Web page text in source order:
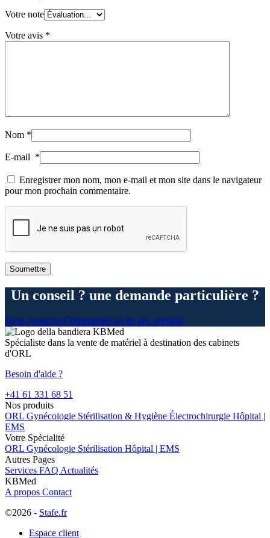
Votre note
Votre avis *
Nom *
E-mail *
Enregistrer mon nom, mon e-mail et mon site dans le navigateur
pour mon prochain commentaire.
Un conseil ? une demande particulière ?
Nous contacter Commander un de nos produits
Spécialiste dans la vente de matériel à destination des cabinets
d'ORL
Besoin d'aide ?
+41 61 331 68 51
Nos produits
ORL Gynécologie Stérilisation & Hygiène Électrochirurgie Hôpital |
EMS
Votre Spécialité
ORL Gynécologie Stérilisation Hôpital | EMS
Autres Pages
Services FAQ Actualités
KBMed
A propos Contact
©2026 - Stafe.fr
Espace client